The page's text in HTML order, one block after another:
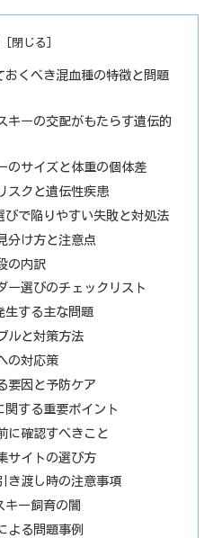
おくべき混血種の特徴と問題
キーの交配がもたらす遺伝的
のサイズと体重の個体差
スクと遺伝性疾患
びで陥りやすい失敗と対処法
分け方と注意点
の内訳
ー選びのチェックリスト
生する主な問題
ルと対策方法
の対応策
要因と予防ケア
関する重要ポイント
に確認すべきこと
サイトの選び方
き渡し時の注意事項
キー飼育の闇
よる問題事例